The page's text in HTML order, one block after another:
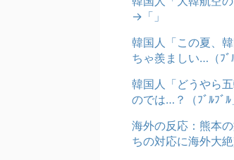
→「」
韓国人「この夏、
ちゃ羨ましい…（ﾌ
韓国人「どうやら
のでは…？（ﾌﾞﾙﾌﾞ
海外の反応：熊本
ちの対応に海外大